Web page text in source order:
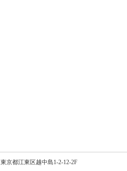
東京都江東区越中島1-2-12-2F